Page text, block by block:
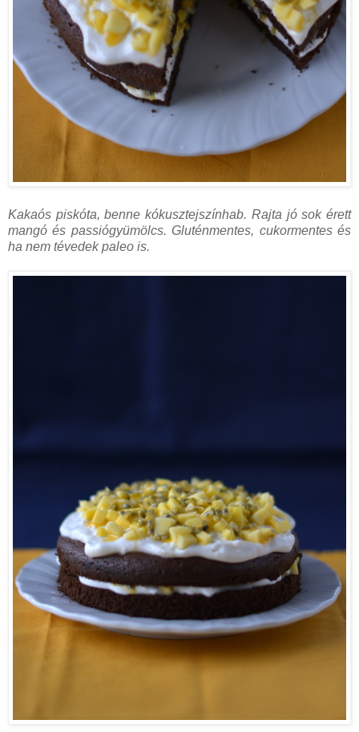
Kakaós piskóta, benne kókusztejszínhab. Rajta jó sok érett
mangó és passiógyümölcs. Gluténmentes, cukormentes és
ha nem tévedek paleo is.